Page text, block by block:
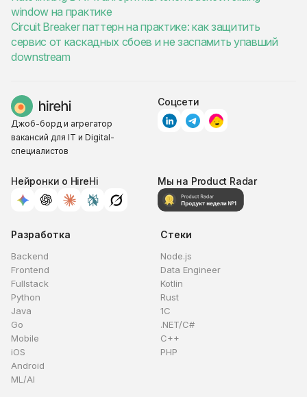
window на практике
Circuit Breaker паттерн на практике: как защитить
сервис от каскадных сбоев и не заспамить упавший
downstream
Джоб-борд и агрегатор
вакансий для IT и Digital-
специалистов
Соцсети
Нейронки о HireHi Мы на Product Radar
Разработка
Backend
Frontend
Fullstack
Python
Java
Go
Mobile
iOS
Android
ML/AI
Стеки
Node.js
Data Engineer
Kotlin
Rust
1C
.NET/C#
C++
PHP